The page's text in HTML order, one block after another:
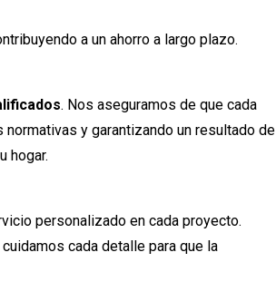
a un ahorro a largo plazo.
. Nos aseguramos de que cada
y garantizando un resultado de
hogar.
personalizado en cada proyecto.
cada detalle para que la